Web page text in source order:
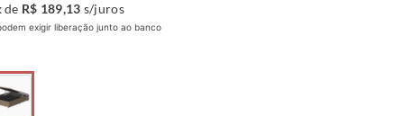
de R$ 189,13 s/juros
exigir liberação junto ao banco